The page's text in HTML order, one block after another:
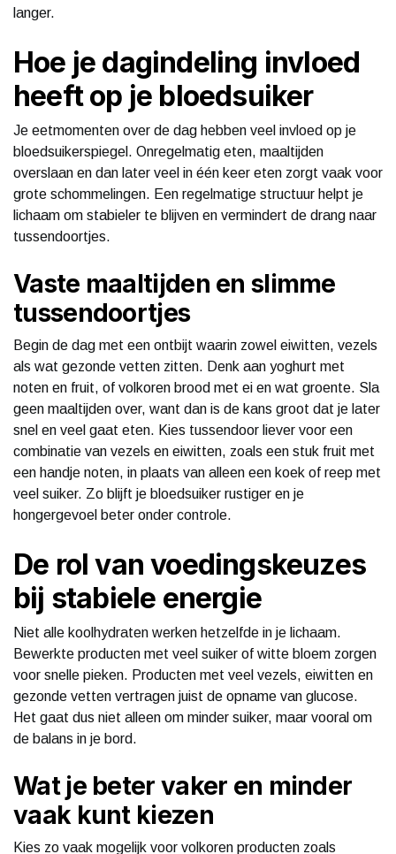
langer.
Hoe je dagindeling invloed
heeft op je bloedsuiker
Je eetmomenten over de dag hebben veel invloed op je
bloedsuikerspiegel. Onregelmatig eten, maaltijden
overslaan en dan later veel in één keer eten zorgt vaak voor
grote schommelingen. Een regelmatige structuur helpt je
lichaam om stabieler te blijven en vermindert de drang naar
tussendoortjes.
Vaste maaltijden en slimme
tussendoortjes
Begin de dag met een ontbijt waarin zowel eiwitten, vezels
als wat gezonde vetten zitten. Denk aan yoghurt met
noten en fruit, of volkoren brood met ei en wat groente. Sla
geen maaltijden over, want dan is de kans groot dat je later
snel en veel gaat eten. Kies tussendoor liever voor een
combinatie van vezels en eiwitten, zoals een stuk fruit met
een handje noten, in plaats van alleen een koek of reep met
veel suiker. Zo blijft je bloedsuiker rustiger en je
hongergevoel beter onder controle.
De rol van voedingskeuzes
bij stabiele energie
Niet alle koolhydraten werken hetzelfde in je lichaam.
Bewerkte producten met veel suiker of witte bloem zorgen
voor snelle pieken. Producten met veel vezels, eiwitten en
gezonde vetten vertragen juist de opname van glucose.
Het gaat dus niet alleen om minder suiker, maar vooral om
de balans in je bord.
Wat je beter vaker en minder
vaak kunt kiezen
Kies zo vaak mogelijk voor volkoren producten zoals